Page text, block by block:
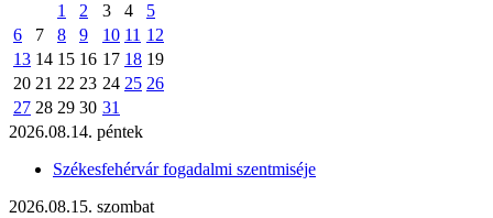
1
2 3 4
5
6
7 8 9 10 11 12
13 14 15 16 17 18 19
20 21 22 23 24 25 26
27 28 29 30 31
2026.08.14. péntek
Székesfehérvár fogadalmi szentmiséje
2026.08.15. szombat